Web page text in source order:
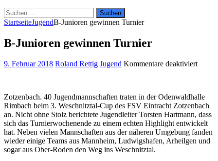
Suchen
nach:
StartseiteJugendB-Junioren gewinnen Turnier
B-Junioren gewinnen Turnier
9. Februar 2018 Roland Rettig Jugend Kommentare deaktiviertfür
Zotzenbach. 40 Jugendmannschaften traten in der Odenwaldhalle
Rimbach beim 3. Weschnitztal-Cup des FSV Eintracht Zotzenbach
an. Nicht ohne Stolz berichtete Jugendleiter Torsten Hartmann, dass
sich das Turnierwochenende zu einem echten Highlight entwickelt
hat. Neben vielen Mannschaften aus der näheren Umgebung fanden
wieder einige Teams aus Mannheim, Ludwigshafen, Arheilgen und
sogar aus Ober-Roden den Weg ins Weschnitztal.